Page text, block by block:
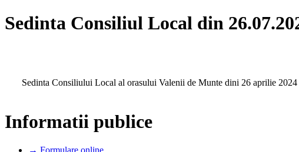
Sedinta Consiliul Local din
Sedinta Consiliului Local al orasului Valenii de Munte dini 26 aprilie
Informatii publice